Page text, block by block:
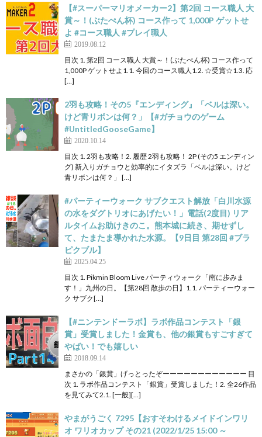
【#スーパーマリオメーカー2】第2回 コース職人 大
賞～！(ぶたぺん杯) コース作って 1,000P ゲットせ
よ #コース職人 #プレイ職人
2019.08.12
目次 1. 第2回 コース職人 大賞～！(ぶたぺん杯) コース作って
1,000P ゲットせよ1.1. 今回のコース職人1.2. ☆受賞☆1.3. 応
[…]
2羽も攻略！その5『エンディング』「ベルは深い。
けど青リボンは何？」【#ガチョウのゲーム
#UntitledGooseGame】
2020.10.14
目次 1. 2羽も攻略！2. 履歴 2羽も攻略！ 2P (その5 エンディン
グ) 新入りガチョウと効率的にイタズラ「ベルは深い。けど
青リボンは何？」 […]
#パーティーウォーク サブクエスト解放「白川水源
の水をダグトリオにあげたい！」電話(2度目) リア
ルタイムお助けきのこ。熊本城に続き、期せずし
て、たまたま導かれた水源。【9日目 第28回 #ブラ
ピクブル】
2025.04.25
目次 1. Pikmin Bloom Live パーティウォーク「南に歩みま
す！」九州の日。【第28回 散歩の日】1.1. パーティーウォー
ク サブク[…]
【#ニンテンドーラボ】ラボ作品コンテスト「銀
賞」受賞しました！金賞も、他の銀賞もすごすぎて
やばい！でも嬉しい
2018.09.14
まさかの「銀賞」げっとったぞーーーーーーーーーーーー 目
次 1. ラボ作品コンテスト「銀賞」受賞しました！2. 全26作品
を見てみて2.1. [一般][…]
やまがうごく 7295【おすそわけるメイドインワリ
オ ワリオカップ その21 (2022/1/25 15:00 ～